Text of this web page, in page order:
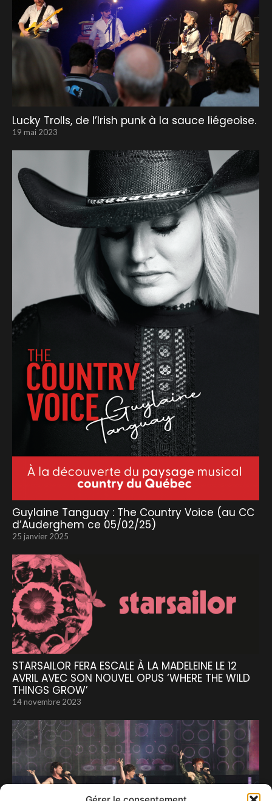
Lucky Trolls, de l’Irish punk à la sauce liégeoise.
19 mai 2023
Guylaine Tanguay : The Country Voice (au CC
d’Auderghem ce 05/02/25)
25 janvier 2025
STARSAILOR FERA ESCALE À LA MADELEINE LE 12
AVRIL AVEC SON NOUVEL OPUS ‘WHERE THE WILD
THINGS GROW’
14 novembre 2023